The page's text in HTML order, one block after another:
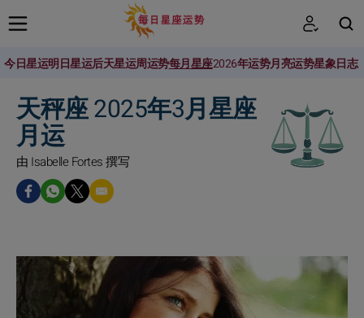
今日星运明日星运后天星运周运势每月星座2026年运势月亮运势星象日志
天秤座 2025年3月星座
月运
由 Isabelle Fortes 撰写